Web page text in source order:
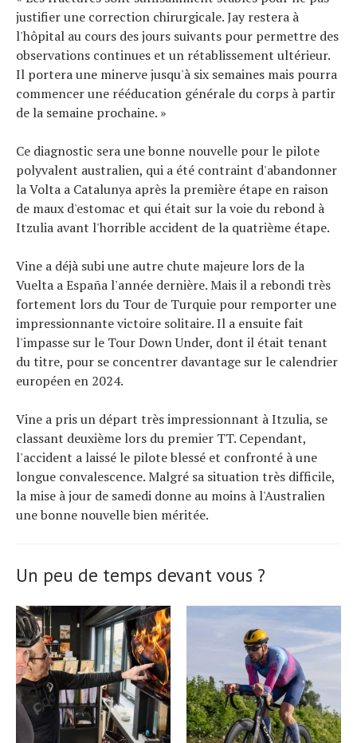
justifier une correction chirurgicale. Jay restera à
l'hôpital au cours des jours suivants pour permettre des
observations continues et un rétablissement ultérieur.
Il portera une minerve jusqu'à six semaines mais pourra
commencer une rééducation générale du corps à partir
de la semaine prochaine. »
Ce diagnostic sera une bonne nouvelle pour le pilote
polyvalent australien, qui a été contraint d'abandonner
la Volta a Catalunya après la première étape en raison
de maux d'estomac et qui était sur la voie du rebond à
Itzulia avant l'horrible accident de la quatrième étape.
Vine a déjà subi une autre chute majeure lors de la
Vuelta a España l'année dernière. Mais il a rebondi très
fortement lors du Tour de Turquie pour remporter une
impressionnante victoire solitaire. Il a ensuite fait
l'impasse sur le Tour Down Under, dont il était tenant
du titre, pour se concentrer davantage sur le calendrier
européen en 2024.
Vine a pris un départ très impressionnant à Itzulia, se
classant deuxième lors du premier TT. Cependant,
l'accident a laissé le pilote blessé et confronté à une
longue convalescence. Malgré sa situation très difficile,
la mise à jour de samedi donne au moins à l'Australien
une bonne nouvelle bien méritée.
Un peu de temps devant vous ?